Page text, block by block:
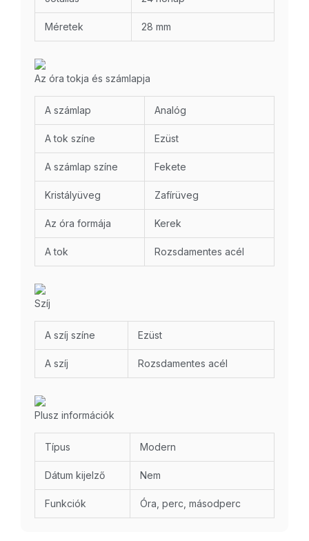
Méretek 28 mm
Az óra tokja és számlapja
A számlap Analóg
A tok színe Ezüst
A számlap színe Fekete
Kristályüveg Zafírüveg
Az óra formája Kerek
A tok Rozsdamentes acél
Szíj
A szíj színe Ezüst
A szíj Rozsdamentes acél
Plusz információk
Típus Modern
Dátum kijelző Nem
Funkciók Óra, perc, másodperc